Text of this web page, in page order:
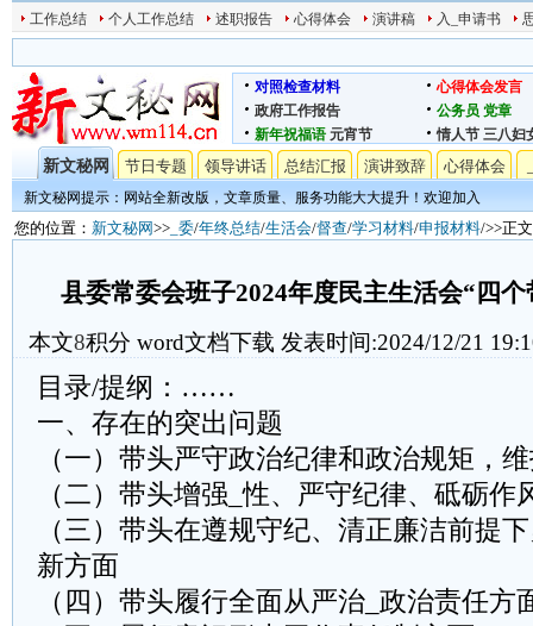
工作总结 个人工作总结 述职报告 心得体会 演讲稿 入_申请书
对照检查材料
心得体会发言
政府工作报告
公务员 党章
新年祝福语 元宵节 情人节 三八妇
新文秘网 节日专题 领导讲话 总结汇报 演讲致辞 心得体会
新文秘网提示：网站全新改版，文章质量、服务功能大大提升！欢迎加入
您的位置： 新文秘网>> _委/年终总结/生活会/督查/学习材料/申报材料/>>正文
县委常委会班子2024年度民主生活会“四
本文8积分 word文档下载 发表时间:2024/12/21
目录/提纲：……
一、存在的突出问题
（一）带头严守政治纪律和政治规矩，
（二）带头增强_性、严守纪律、砥砺作
（三）带头在遵规守纪、清正廉洁前提
新方面
（四）带头履行全面从严治_政治责任方